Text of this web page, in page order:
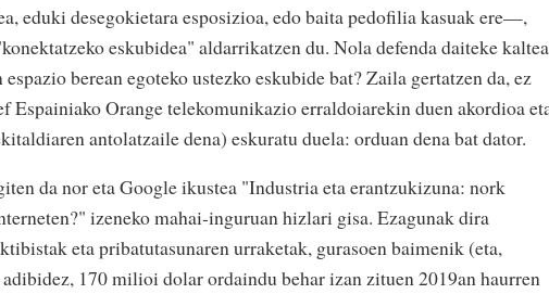
eduki desegokietara esposizioa, edo baita pedofilia kasuak ere—,
eskubidea" aldarrikatzen du. Nola defenda daiteke kaltea
berean egoteko ustezko eskubide bat? Zaila gertatzen da, ez
Espainiako Orange telekomunikazio erraldoiarekin duen akordioa
antolatzaile dena) eskuratu duela: orduan dena bat dator.
da nor eta Google ikustea "Industria eta erantzukizuna: nork
izeneko mahai-inguruan hizlari gisa. Ezagunak dira
eta pribatutasunaren urraketak, gurasoen baimenik (eta,
170 milioi dolar ordaindu behar izan zituen 2019an haurren